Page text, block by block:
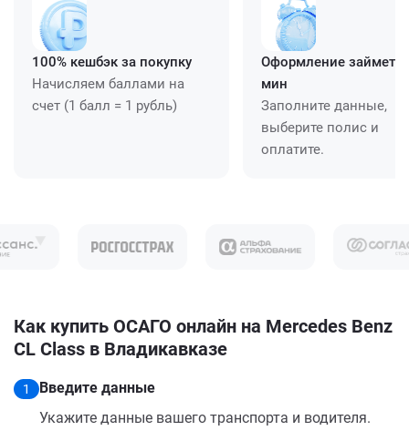
100% кешбэк за покупку
Начисляем баллами на
счет (1 балл = 1 рубль)
Оформление займет
мин
Заполните данные,
выберите полис и
оплатите.
Как купить ОСАГО онлайн на Mercedes Benz
CL Class в Владикавказе
1
Введите данные
Укажите данные вашего транспорта и водителя.